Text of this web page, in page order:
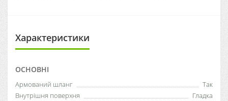
Характеристики
ОСНОВНІ
Армований шланг
Так
Внутрішня поверхня
Гладка